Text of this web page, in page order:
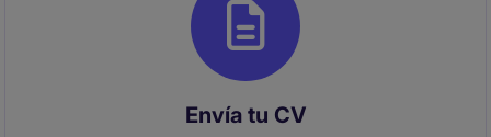
Envía tu CV